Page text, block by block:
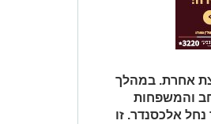
אחרת. במהלך
והמשפחות
נחל אלכסנדר. זו